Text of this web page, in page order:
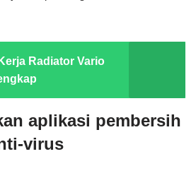
Radiator Vario
aplikasi pembersih
virus